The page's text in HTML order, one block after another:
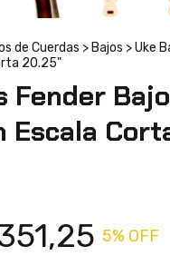
de Cuerdas > Bajos >Uke
20.25"
Fender Bajo
Escala
5% OFF